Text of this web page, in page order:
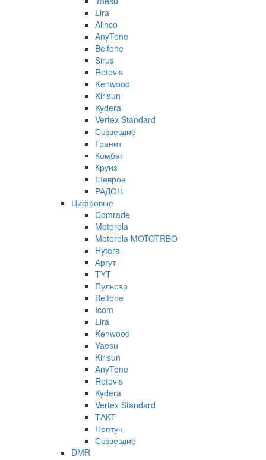
Lira
Alinco
AnyTone
Belfone
Sirus
Retevis
Kenwood
Kirisun
Kydera
Vertex Standard
Созвездие
Гранит
Комбат
Круиз
Шеврон
РАДОН
Цифровые
Comrade
Motorola
Motorola MOTOTRBO
Hytera
Аргут
TYT
Пульсар
Belfone
Icom
Lira
Kenwood
Yaesu
Kirisun
AnyTone
Retevis
Kydera
Vertex Standard
ТАКТ
Нептун
Созвездие
DMR